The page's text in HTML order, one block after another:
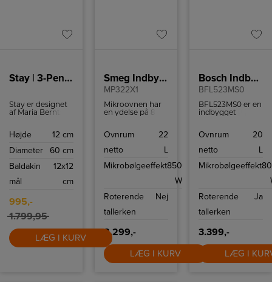
Stay | 3-Pendel | Sort
Stay er designet
af Maria Berntsen
tidløst
Skærmens skrå
åben og pegende
form, som gør, at
der kan stråle
igennem. Stay-
pendlen
udsender et
blødt, behageligt
lys både opad og
nedad – og
skaber den
Højde
12 cm
Diameter
60 cm
Baldakin
mål
12x12
cm
995,-
1.799,95
LÆG I KURV
Smeg Indbygningsmikroovn
MP322X1
Mikroovnen har
en ydelse på 800
Ovnrum
netto
22
L
Mikrobølgeeffekt850
W
Roterende
tallerken
Nej
8.299,-
LÆG I KURV
Bosch Indbygningsmikrovn
BFL523MS0
BFL523MS0 er en
indbygget
volumen på 20
maksimal effekt
5 effekttilstande.
og 3
Ovnrum
netto
20
L
Mikrobølgeeffekt
Roterende
tallerken
Ja
3.399,-
LÆG I